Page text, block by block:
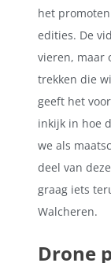
het
edities. De
vieren, maar
trekken die
geeft het
inkijk in hoe
we als
deel van
graag iets
Walcheren.
Drone